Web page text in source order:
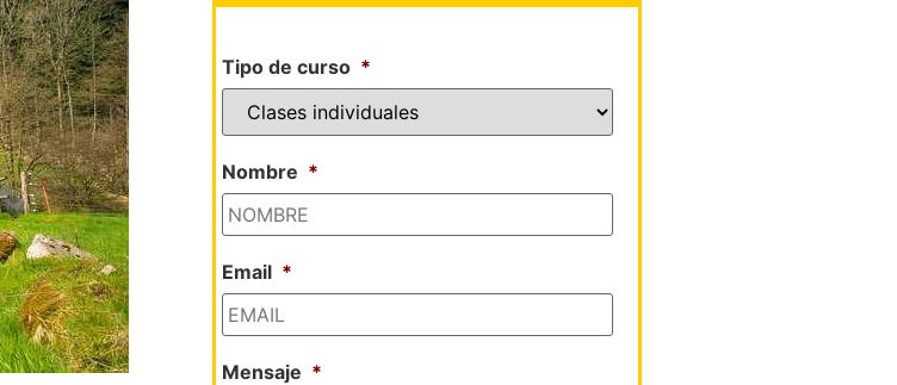
Tipo de curso *
Nombre *
Email *
Mensaje *